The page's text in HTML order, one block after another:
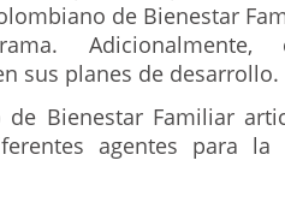
de Bienestar
Adicionalmente,
sus planes de desarrollo.
Bienestar Familiar
agentes para la